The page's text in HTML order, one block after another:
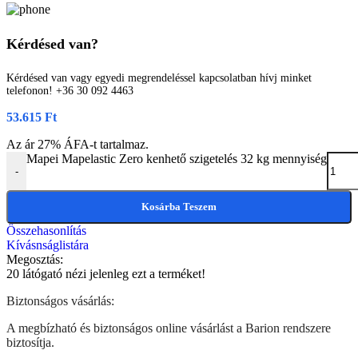
Kérdésed van?
Kérdésed van vagy egyedi megrendeléssel kapcsolatban hívj minket
telefonon! +36 30 092 4463
53.615 Ft
Az ár 27% ÁFA-t tartalmaz.
-
Mapei Mapelastic Zero kenhető szigetelés 32 kg mennyiség
Kosárba Teszem
Összehasonlítás
Kívásnságlistára
Megosztás:
20 látógató nézi jelenleg ezt a terméket!
Biztonságos vásárlás:
A megbízható és biztonságos online vásárlást a Barion rendszere
biztosítja.